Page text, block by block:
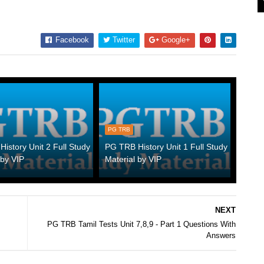
Facebook Twitter Google+
Unit 2 Full Study
VIP
PG TRB
PG TRB History Unit 1 Full Study
Material by VIP
NEXT
PG TRB Tamil Tests Unit 7,8,9 - Part 1 Questions With
Answers